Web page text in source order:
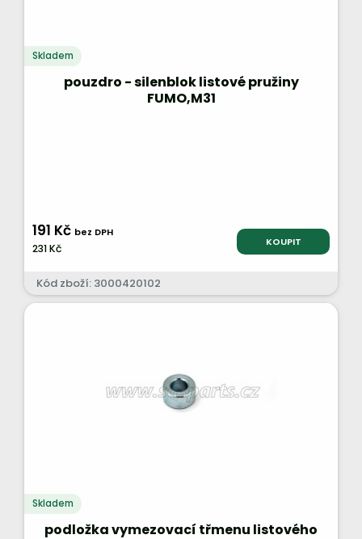
Skladem
pouzdro - silenblok listové pružiny
FUMO,M31
191 Kč bez DPH
231 Kč KOUPIT
Kód zboží: 3000420102
Skladem
podložka vymezovací třmenu listového